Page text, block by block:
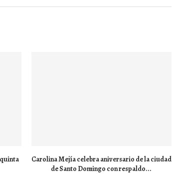
Carolina Mejía celebra aniversario de la ciudad
de Santo Domingo con respaldo...